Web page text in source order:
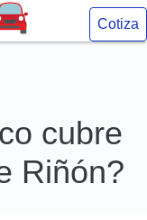
Cotiza
cubre
Riñón?